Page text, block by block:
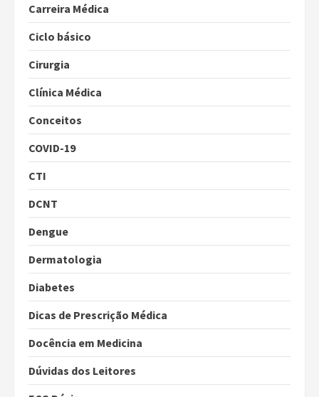
Carreira Médica
Ciclo básico
Cirurgia
Clínica Médica
Conceitos
COVID-19
CTI
DCNT
Dengue
Dermatologia
Diabetes
Dicas de Prescrição Médica
Docência em Medicina
Dúvidas dos Leitores